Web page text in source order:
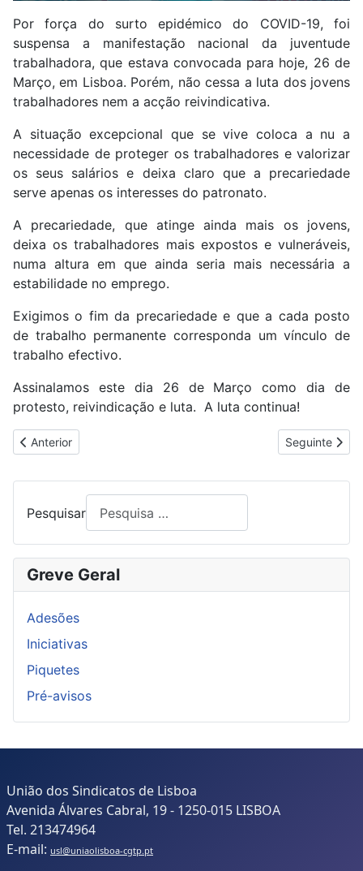
Por força do surto epidémico do COVID-19, foi
suspensa a manifestação nacional da juventude
trabalhadora, que estava convocada para hoje, 26 de
Março, em Lisboa. Porém, não cessa a luta dos jovens
trabalhadores nem a acção reivindicativa.
A situação excepcional que se vive coloca a nu a
necessidade de proteger os trabalhadores e valorizar
os seus salários e deixa claro que a precariedade
serve apenas os interesses do patronato.
A precariedade, que atinge ainda mais os jovens,
deixa os trabalhadores mais expostos e vulneráveis,
numa altura em que ainda seria mais necessária a
estabilidade no emprego.
Exigimos o fim da precariedade e que a cada posto
de trabalho permanente corresponda um vínculo de
trabalho efectivo.
Assinalamos este dia 26 de Março como dia de
protesto, reivindicação e luta. A luta continua!
Artigo anterior: GRANDE PIQUENIQUE CONTRA A
Anterior Artigo
Seguinte
Pesquisar
Greve Geral
Adesões
Iniciativas
Piquetes
Pré-avisos
União dos Sindicatos de Lisboa
Avenida Álvares Cabral, 19 - 1250-015 LISBOA
Tel. 213474964
E-mail: usl@uniaolisboa-cgtp.pt